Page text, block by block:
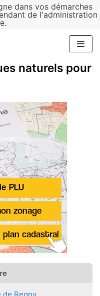
dans vos démarches
de l'administration
naturels pour